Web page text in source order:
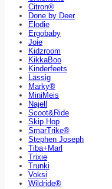
Citron®
Done by Deer
Elodie
Ergobaby
Joie
Kidzroom
KikkaBoo
Kinderfeets
Lässig
Marky®
MiniMeis
Najell
Scoot&Ride
Skip Hop
SmarTrike®
Stephen Joseph
Tiba+Marl
Trixie
Trunki
Voksi
Wildride®